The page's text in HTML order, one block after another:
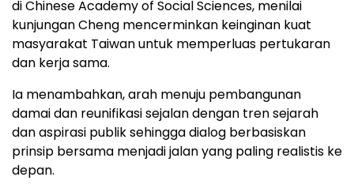
di Chinese Academy of Social Sciences, menilai
kunjungan Cheng mencerminkan keinginan kuat
masyarakat Taiwan untuk memperluas pertukaran
dan kerja sama.
Ia menambahkan, arah menuju pembangunan
damai dan reunifikasi sejalan dengan tren sejarah
dan aspirasi publik sehingga dialog berbasiskan
prinsip bersama menjadi jalan yang paling realistis ke
depan.